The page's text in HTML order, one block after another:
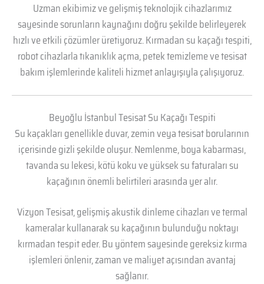
Uzman ekibimiz ve gelişmiş teknolojik cihazlarımız
sayesinde sorunların kaynağını doğru şekilde belirleyerek
hızlı ve etkili çözümler üretiyoruz. Kırmadan su kaçağı tespiti,
robot cihazlarla tıkanıklık açma, petek temizleme ve tesisat
bakım işlemlerinde kaliteli hizmet anlayışıyla çalışıyoruz.
Beyoğlu İstanbul Tesisat Su Kaçağı Tespiti
Su kaçakları genellikle duvar, zemin veya tesisat borularının
içerisinde gizli şekilde oluşur. Nemlenme, boya kabarması,
tavanda su lekesi, kötü koku ve yüksek su faturaları su
kaçağının önemli belirtileri arasında yer alır.
Vizyon Tesisat, gelişmiş akustik dinleme cihazları ve termal
kameralar kullanarak su kaçağının bulunduğu noktayı
kırmadan tespit eder. Bu yöntem sayesinde gereksiz kırma
işlemleri önlenir, zaman ve maliyet açısından avantaj
sağlanır.